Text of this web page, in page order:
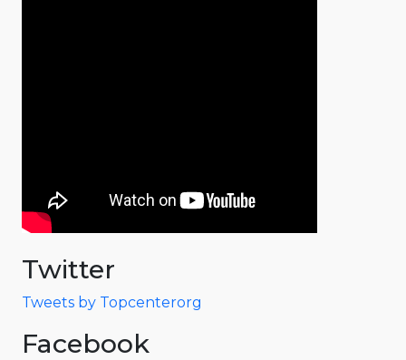
Twitter
Tweets by Topcenterorg
Facebook